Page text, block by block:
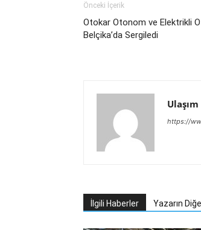
Önceki İçerik
Otokar Otonom ve Elektrikli
Belçika’da Sergiledi
https://
İlgili Haberler Yazarın